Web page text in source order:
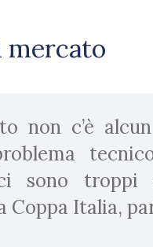
mercato
non c’è
sono troppi
Coppa Italia,